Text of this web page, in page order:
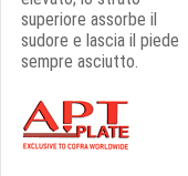
superiore assorbe il
sudore e lascia il piede
sempre asciutto.